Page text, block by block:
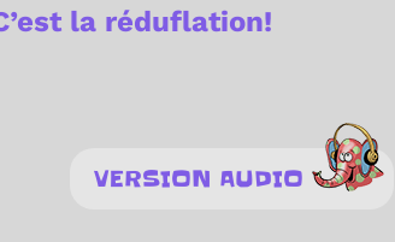
la réduflation!
VERSION AUDIO